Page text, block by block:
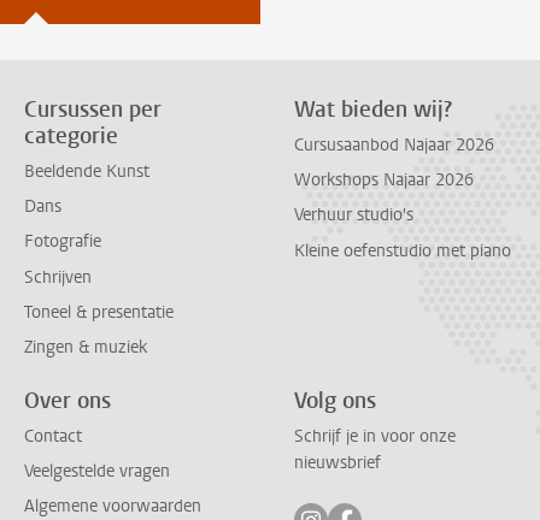
Cursussen per
categorie
Beeldende Kunst
Dans
Fotografie
Schrijven
Toneel & presentatie
Zingen & muziek
Wat bieden wij?
Cursusaanbod Najaar 2026
Workshops Najaar 2026
Verhuur studio's
Kleine oefenstudio met piano
Over ons
Contact
Veelgestelde vragen
Algemene voorwaarden
Volg ons
Schrijf je in voor onze
nieuwsbrief